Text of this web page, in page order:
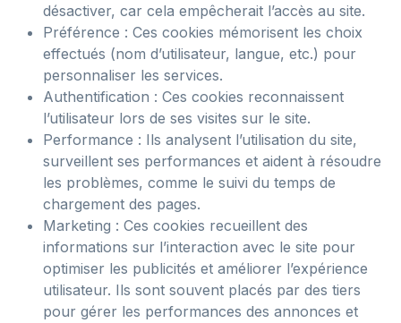
désactiver, car cela empêcherait l’accès au site.
Préférence : Ces cookies mémorisent les choix
effectués (nom d’utilisateur, langue, etc.) pour
personnaliser les services.
Authentification : Ces cookies reconnaissent
l’utilisateur lors de ses visites sur le site.
Performance : Ils analysent l’utilisation du site,
surveillent ses performances et aident à résoudre
les problèmes, comme le suivi du temps de
chargement des pages.
Marketing : Ces cookies recueillent des
informations sur l’interaction avec le site pour
optimiser les publicités et améliorer l’expérience
utilisateur. Ils sont souvent placés par des tiers
pour gérer les performances des annonces et